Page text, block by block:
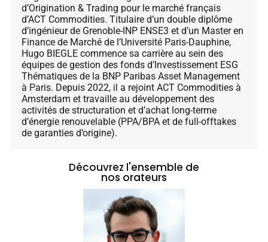
d’Origination & Trading pour le marché français
d’ACT Commodities. Titulaire d’un double diplôme
d’ingénieur de Grenoble-INP ENSE3 et d’un Master en
Finance de Marché de l’Université Paris-Dauphine,
Hugo BIEGLE commence sa carrière au sein des
équipes de gestion des fonds d’Investissement ESG
Thématiques de la BNP Paribas Asset Management
à Paris. Depuis 2022, il a rejoint ACT Commodities à
Amsterdam et travaille au développement des
activités de structuration et d’achat long-terme
d’énergie renouvelable (PPA/BPA et de full-offtakes
de garanties d’origine).
Découvrez l'ensemble de
nos orateurs